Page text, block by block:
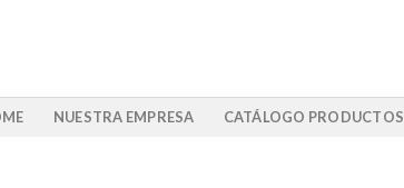
NUESTRA EMPRESA CATÁLOGO PRODUCTOS